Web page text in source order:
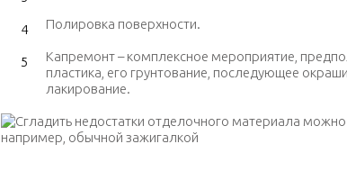
Полировка поверхности.
Капремонт – комплексное мероприятие,
пластика, его грунтование, последующее
лакирование.